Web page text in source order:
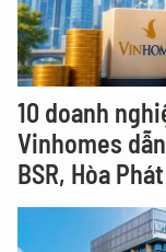
10 doanh
Vinhomes
BSR, Hòa Phát